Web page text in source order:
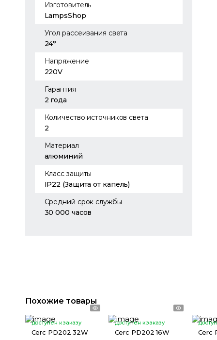
Изготовитель
LampsShop
Угол рассеивания света
24°
Напряжение
220V
Гарантия
2 года
Количество источников света
2
Материал
алюминий
Класс защиты
IP22 (Защита от капель)
Средний срок службы
30 000 часов
Похожие товары
доступен к заказу
Cerc PD202 32W
доступен к заказу
Cerc PD202 16W Cerc